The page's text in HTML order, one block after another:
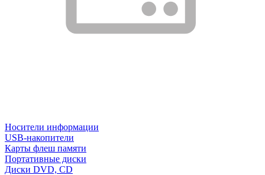
Носители информации
USB-накопители
Карты флеш памяти
Портативные диски
Диски DVD, CD